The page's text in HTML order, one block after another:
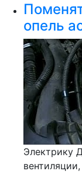
опель
Электрику